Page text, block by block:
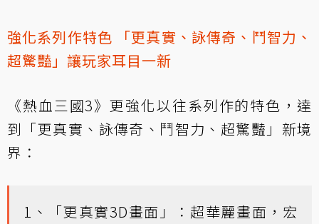
強化系列作特色 「更真實、詠傳奇、鬥智力、
超驚豔」讓玩家耳目一新
《熱血三國3》更強化以往系列作的特色，達
到「更真實、詠傳奇、鬥智力、超驚豔」新境
界：
1、「更真實3D畫面」：超華麗畫面，宏